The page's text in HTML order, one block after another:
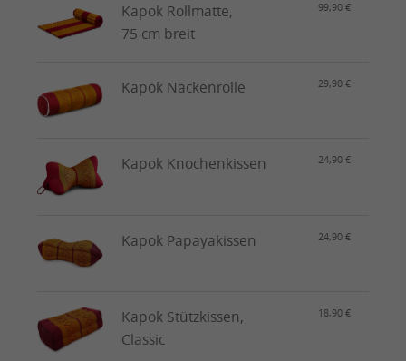
Kapok Rollmatte,
75 cm breit
99,90 €
Kapok Nackenrolle 29,90 €
Kapok Knochenkissen 24,90 €
Kapok Papayakissen 24,90 €
Kapok Stützkissen,
Classic
18,90 €